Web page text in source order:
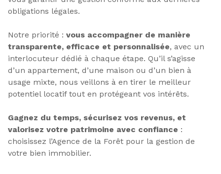
obligations légales.
Notre priorité : vous accompagner de manière
transparente, efficace et personnalisée, avec un
interlocuteur dédié à chaque étape. Qu’il s’agisse
d’un appartement, d’une maison ou d’un bien à
usage mixte, nous veillons à en tirer le meilleur
potentiel locatif tout en protégeant vos intérêts.
Gagnez du temps, sécurisez vos revenus, et
valorisez votre patrimoine avec confiance :
choisissez l’Agence de la Forêt pour la gestion de
votre bien immobilier.